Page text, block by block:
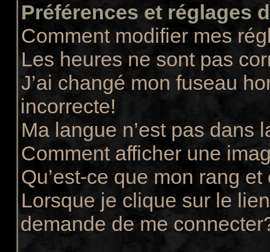
Préférences et réglages
Comment modifier mes
Les heures ne sont pas
J’ai changé mon fuseau
incorrecte!
Ma langue n’est pas dans
Comment afficher une
Qu’est-ce que mon rang
Lorsque je clique sur le
demande de me